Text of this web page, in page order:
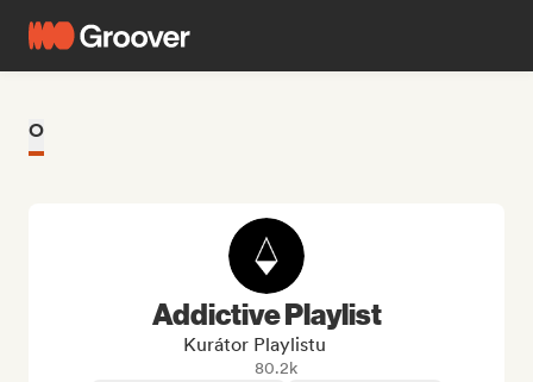
O
Addictive Playlist
Kurátor Playlistu
80.2k